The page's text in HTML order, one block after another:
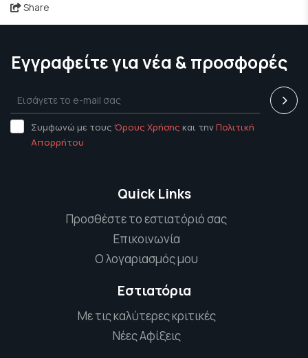
Share
Εγγραφείτε για νέα & προσφορές
Συμφωνώ με τους Όρους Χρήσης και τηνΠολιτική
Απορρήτου
Quick Links
Προσθέστε το εστιατόριό σας
Επικοινωνία
Ο λογαριασμός μου
Εστιατόρια
Με τις καλύτερες κριτικές
Νέες Αφίξεις